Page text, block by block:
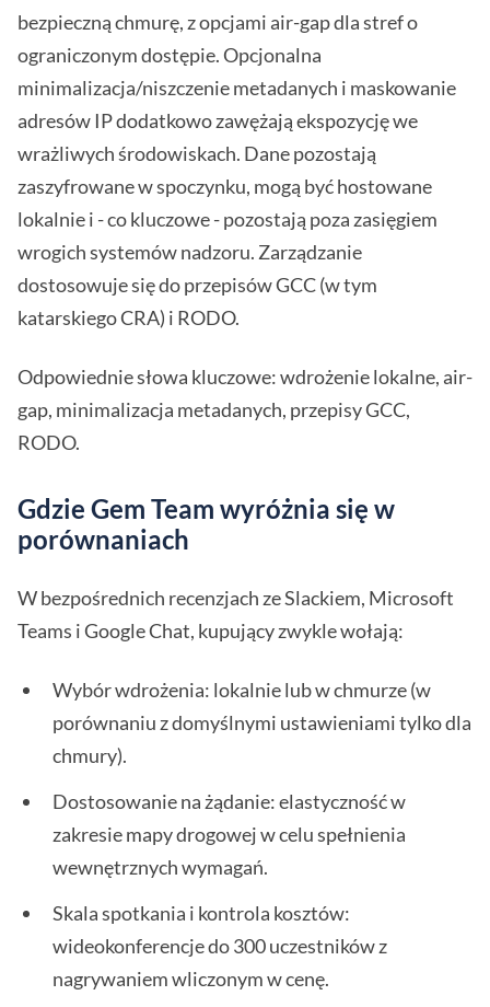
bezpieczną chmurę, z opcjami air-gap dla stref o
ograniczonym dostępie. Opcjonalna
minimalizacja/niszczenie metadanych i maskowanie
adresów IP dodatkowo zawężają ekspozycję we
wrażliwych środowiskach. Dane pozostają
zaszyfrowane w spoczynku, mogą być hostowane
lokalnie i - co kluczowe - pozostają poza zasięgiem
wrogich systemów nadzoru. Zarządzanie
dostosowuje się do przepisów GCC (w tym
katarskiego CRA) i RODO.
Odpowiednie słowa kluczowe: wdrożenie lokalne, air-
gap, minimalizacja metadanych, przepisy GCC,
RODO.
Gdzie Gem Team wyróżnia się w
porównaniach
W bezpośrednich recenzjach ze Slackiem, Microsoft
Teams i Google Chat, kupujący zwykle wołają:
Wybór wdrożenia: lokalnie lub w chmurze (w
porównaniu z domyślnymi ustawieniami tylko dla
chmury).
Dostosowanie na żądanie: elastyczność w
zakresie mapy drogowej w celu spełnienia
wewnętrznych wymagań.
Skala spotkania i kontrola kosztów:
wideokonferencje do 300 uczestników z
nagrywaniem wliczonym w cenę.